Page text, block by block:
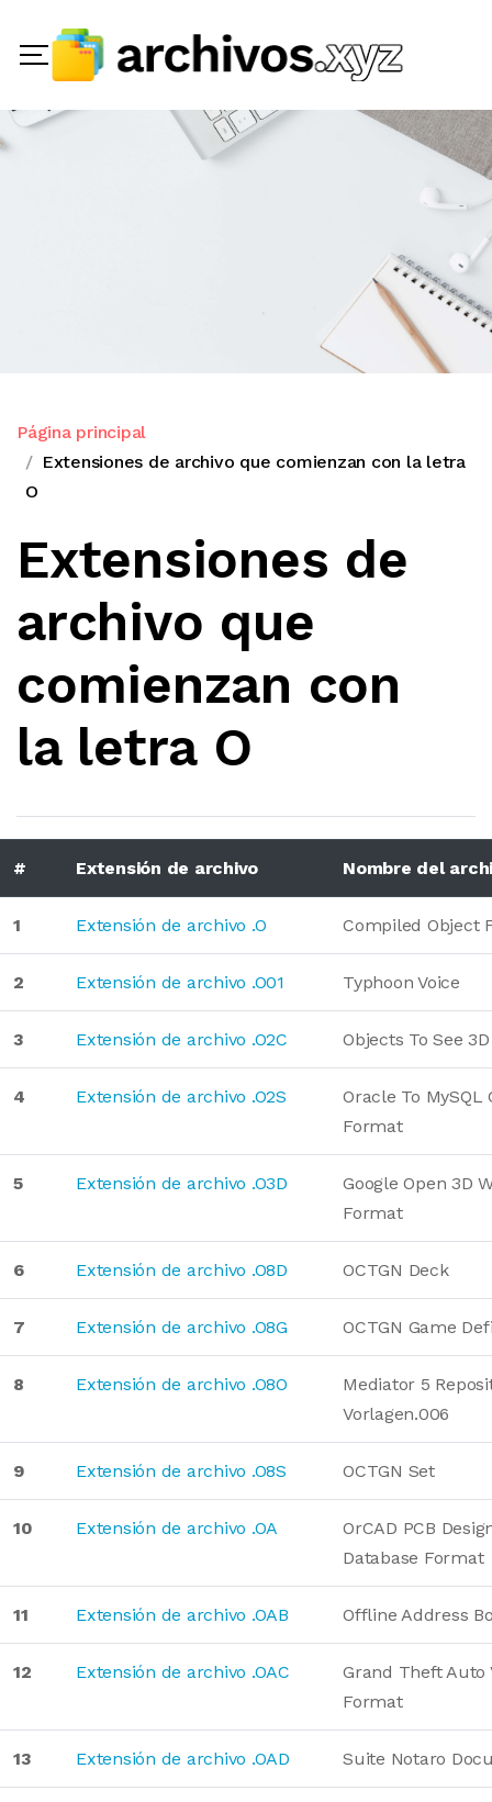
Página principal
Extensiones de archivo que comienzan con la letra
O
Extensiones de
archivo que
comienzan con
la letra O
# Extensión de archivo Nombre del
1 Extensión de archivo .O Compiled Object
2 Extensión de archivo .O01 Typhoon Voice
3 Extensión de archivo .O2C Objects To See 3D
4 Extensión de archivo .O2S
Oracle To MySQL
Format
5 Extensión de archivo .O3D
Google Open 3D
Format
6 Extensión de archivo .O8D OCTGN Deck
7 Extensión de archivo .O8G OCTGN Game
8 Extensión de archivo .O8O
Mediator 5
Vorlagen.006
9 Extensión de archivo .O8S OCTGN Set
10 Extensión de archivo .OA
OrCAD PCB
Database Format
11 Extensión de archivo .OAB Offline Address
12 Extensión de archivo .OAC
Grand Theft Auto
Format
13 Extensión de archivo .OAD Suite Notaro